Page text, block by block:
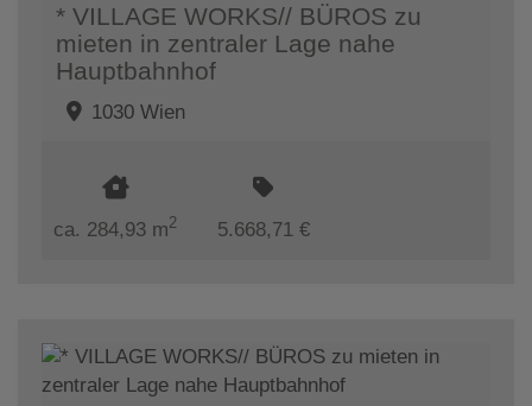
* VILLAGE WORKS// BÜROS zu
mieten in zentraler Lage nahe
Hauptbahnhof
1030 Wien
ca. 284,93 m2 5.668,71 €